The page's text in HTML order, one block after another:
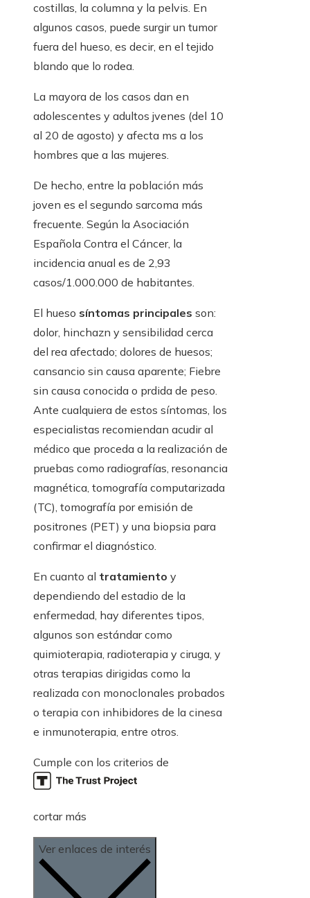
costillas, la columna y la pelvis. En
algunos casos, puede surgir un tumor
fuera del hueso, es decir, en el tejido
blando que lo rodea.
La mayora de los casos dan en
adolescentes y adultos jvenes (del 10
al 20 de agosto) y afecta ms a los
hombres que a las mujeres.
De hecho, entre la población más
joven es el segundo sarcoma más
frecuente. Según la Asociación
Española Contra el Cáncer, la
incidencia anual es de 2,93
casos/1.000.000 de habitantes.
El hueso síntomas principales son:
dolor, hinchazn y sensibilidad cerca
del rea afectado; dolores de huesos;
cansancio sin causa aparente; Fiebre
sin causa conocida o prdida de peso.
Ante cualquiera de estos síntomas, los
especialistas recomiendan acudir al
médico que proceda a la realización de
pruebas como radiografías, resonancia
magnética, tomografía computarizada
(TC), tomografía por emisión de
positrones (PET) y una biopsia para
confirmar el diagnóstico.
En cuanto al tratamiento y
dependiendo del estadio de la
enfermedad, hay diferentes tipos,
algunos son estándar como
quimioterapia, radioterapia y ciruga, y
otras terapias dirigidas como la
realizada con monoclonales probados
o terapia con inhibidores de la cinesa
e inmunoterapia, entre otros.
Cumple con los criterios de
cortar más
Ver enlaces de interés